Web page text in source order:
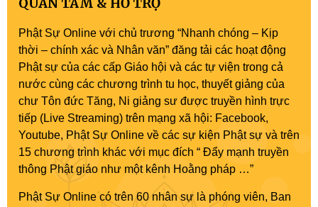
QUAN TÂM & HỖ TRỢ
Phật Sự Online với chủ trương “Nhanh chóng – Kịp
thời – chính xác và Nhân văn” đăng tải các hoạt động
Phật sự của các cấp Giáo hội và các tự viện trong cả
nước cùng các chương trình tu học, thuyết giảng của
chư Tôn đức Tăng, Ni giảng sư được truyền hình trực
tiếp (Live Streaming) trên mạng xã hội: Facebook,
Youtube, Phật Sự Online về các sự kiện Phật sự và trên
15 chương trình khác với mục đích “ Đẩy mạnh truyền
thông Phật giáo như một kênh Hoằng pháp …”
Phật Sự Online có trên 60 nhân sự là phóng viên, Ban